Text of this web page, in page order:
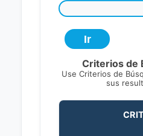
Criterios de
Use Criterios de
sus